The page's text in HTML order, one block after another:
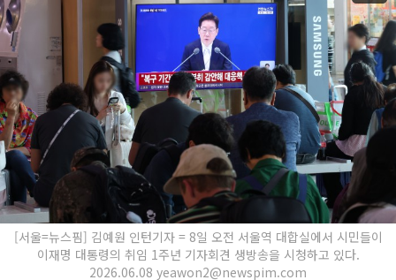
[서울=뉴스핌] 김예원 인턴기자 = 8일 오전 서울역 대합실에서 시민들이
이재명 대통령의 취임 1주년 기자회견 생방송을 시청하고 있다.
2026.06.08 yeawon2@newspim.com